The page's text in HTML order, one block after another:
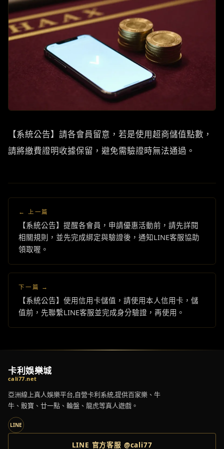
【系統公告】請各會員留意，若是使用超商儲值點數，
請將繳費證明收據保留，避免需驗證時無法通過。
← 上一篇
【系統公告】提醒各會員，申請優惠活動前，請先詳閱
相關規則，並先完成綁定與驗證後，通知LINE客服協助
領取喔。
下一篇 →
【系統公告】使用信用卡儲值，請使用本人信用卡，儲
值前，先聯繫LINE客服並完成身分驗證，再使用。
卡利娛樂城
cali77.net
亞洲線上真人娛樂平台,自營卡利系統,提供百家樂、牛
牛、骰寶、廿一點、輪盤、龍虎等真人遊戲。
LINE
LINE 官方客服 @cali77